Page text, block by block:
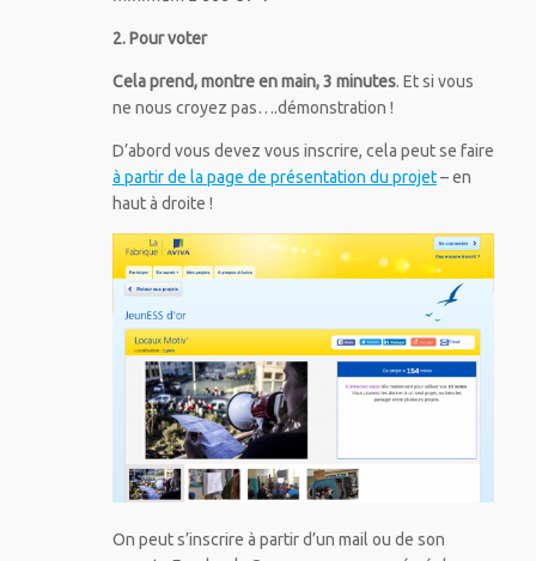
2. Pour voter
Cela prend, montre en main, 3 minutes. Et si vous
ne nous croyez pas….démonstration !
D’abord vous devez vous inscrire, cela peut se faire
à partir de la page de présentation du projet– en
haut à droite !
On peut s’inscrire à partir d’un mail ou de son